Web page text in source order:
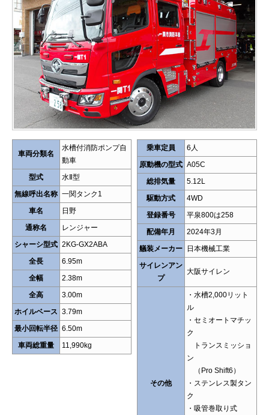
車両分類名
水槽付消防ポンプ自
動車
型式
水Ⅱ型
無線呼出名称 一関タンク1
車名
日野
通称名
レンジャー
シャーシ型式 2KG-GX2ABA
全長
6.95m
全幅
2.38m
全高
3.00m
ホイルベース 3.79m
最小回転半径 6.50m
車両総重量
11,990kg
乗車定員
6人
原動機の型式 A05C
総排気量
5.12L
駆動方式
4WD
登録番号
平泉800は258
配備年月
2024年3月
艤装メーカー
日本機械工業
サイレンアン
プ
大阪サイレン
その他
・水槽2,000リット
ル
・セミオートマチッ
ク
トランスミッショ
ン
（Pro Shift6）
・ステンレス製タン
ク
・吸管巻取り式